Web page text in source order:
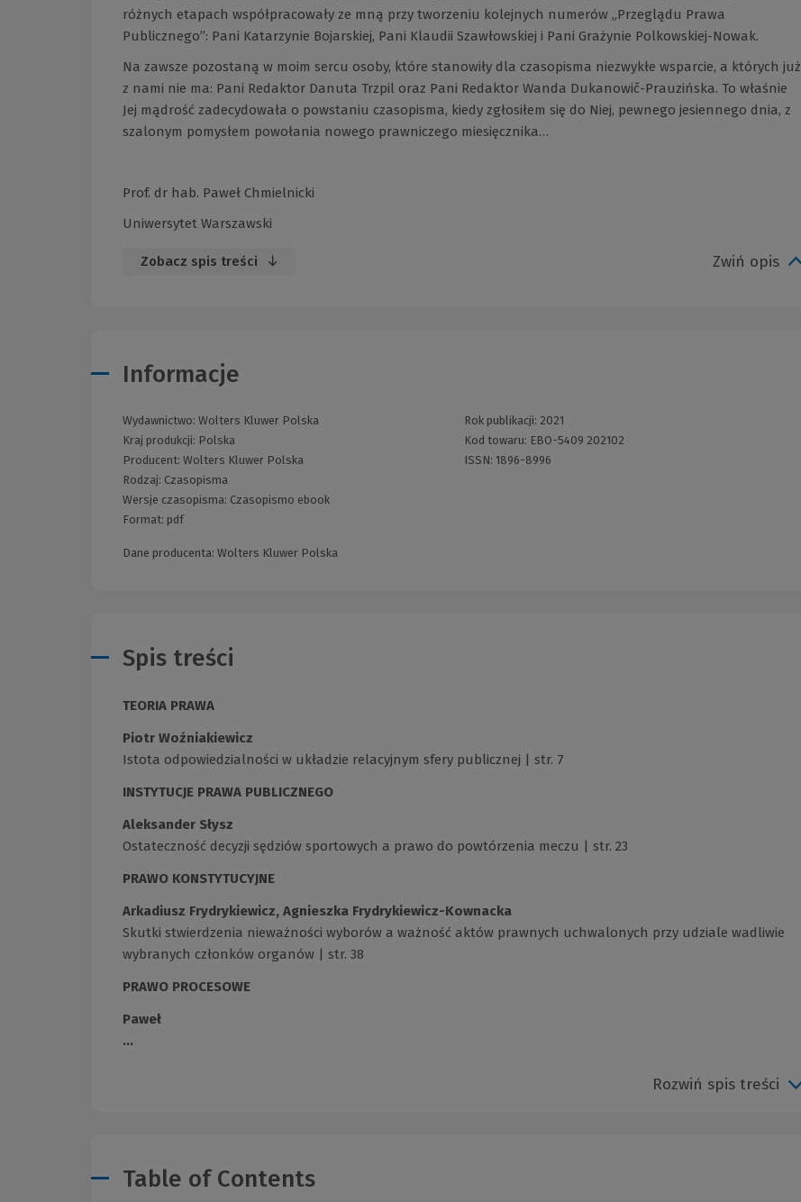
różnych etapach współpracowały ze mną przy tworzeniu kolejnych numerów „Przeglądu Prawa
Publicznego”: Pani Katarzynie Bojarskiej, Pani Klaudii Szawłowskiej i Pani Grażynie Polkowskiej-Nowak.
Na zawsze pozostaną w moim sercu osoby, które stanowiły dla czasopisma niezwykłe wsparcie, a których już
z nami nie ma: Pani Redaktor Danuta Trzpil oraz Pani Redaktor Wanda Dukanowič-Prauzińska. To właśnie
Jej mądrość zadecydowała o powstaniu czasopisma, kiedy zgłosiłem się do Niej, pewnego jesiennego dnia, z
szalonym pomysłem powołania nowego prawniczego miesięcznika…
Prof. dr hab. Paweł Chmielnicki
Uniwersytet Warszawski
Zobacz spis treści Zwiń opis
Informacje
Wydawnictwo: Wolters Kluwer Polska
Kraj produkcji: Polska
Producent: Wolters Kluwer Polska
Rodzaj: Czasopisma
Wersje czasopisma: Czasopismo ebook
Format: pdf
Rok publikacji: 2021
Kod towaru: EBO-5409 202102
ISSN: 1896-8996
Dane producenta: Wolters Kluwer Polska
Spis treści
TEORIA PRAWA
Piotr Woźniakiewicz
Istota odpowiedzialności w układzie relacyjnym sfery publicznej | str. 7
INSTYTUCJE PRAWA PUBLICZNEGO
Aleksander Słysz
Ostateczność decyzji sędziów sportowych a prawo do powtórzenia meczu | str. 23
PRAWO KONSTYTUCYJNE
Arkadiusz Frydrykiewicz, Agnieszka Frydrykiewicz-Kownacka
Skutki stwierdzenia nieważności wyborów a ważność aktów prawnych uchwalonych przy udziale wadliwie
wybranych członków organów | str. 38
PRAWO PROCESOWE
Paweł
...
Rozwiń spis treści
Table of Contents